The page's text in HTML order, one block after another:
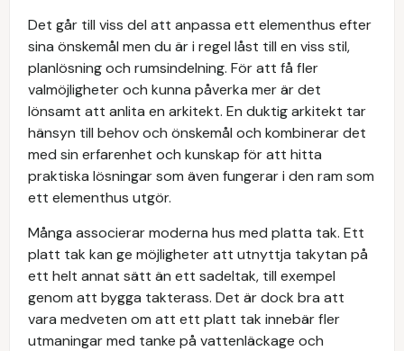
Det går till viss del att anpassa ett elementhus efter
sina önskemål men du är i regel låst till en viss stil,
planlösning och rumsindelning. För att få fler
valmöjligheter och kunna påverka mer är det
lönsamt att anlita en arkitekt. En duktig arkitekt tar
hänsyn till behov och önskemål och kombinerar det
med sin erfarenhet och kunskap för att hitta
praktiska lösningar som även fungerar i den ram som
ett elementhus utgör.
Många associerar moderna hus med platta tak. Ett
platt tak kan ge möjligheter att utnyttja takytan på
ett helt annat sätt än ett sadeltak, till exempel
genom att bygga takterass. Det är dock bra att
vara medveten om att ett platt tak innebär fler
utmaningar med tanke på vattenläckage och